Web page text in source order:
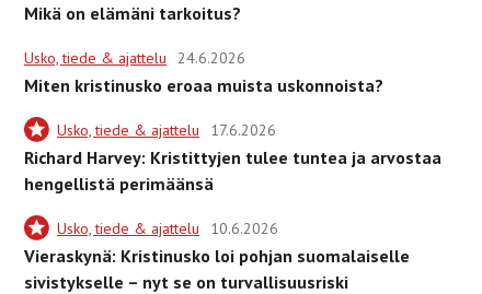
Mikä on elämäni tarkoitus?
Usko, tiede & ajattelu 24.6.2026
Miten kristinusko eroaa muista uskonnoista?
Usko, tiede & ajattelu 17.6.2026
Richard Harvey: Kristittyjen tulee tuntea ja arvostaa
hengellistä perimäänsä
Usko, tiede & ajattelu 10.6.2026
Vieraskynä: Kristinusko loi pohjan suomalaiselle
sivistykselle – nyt se on turvallisuusriski